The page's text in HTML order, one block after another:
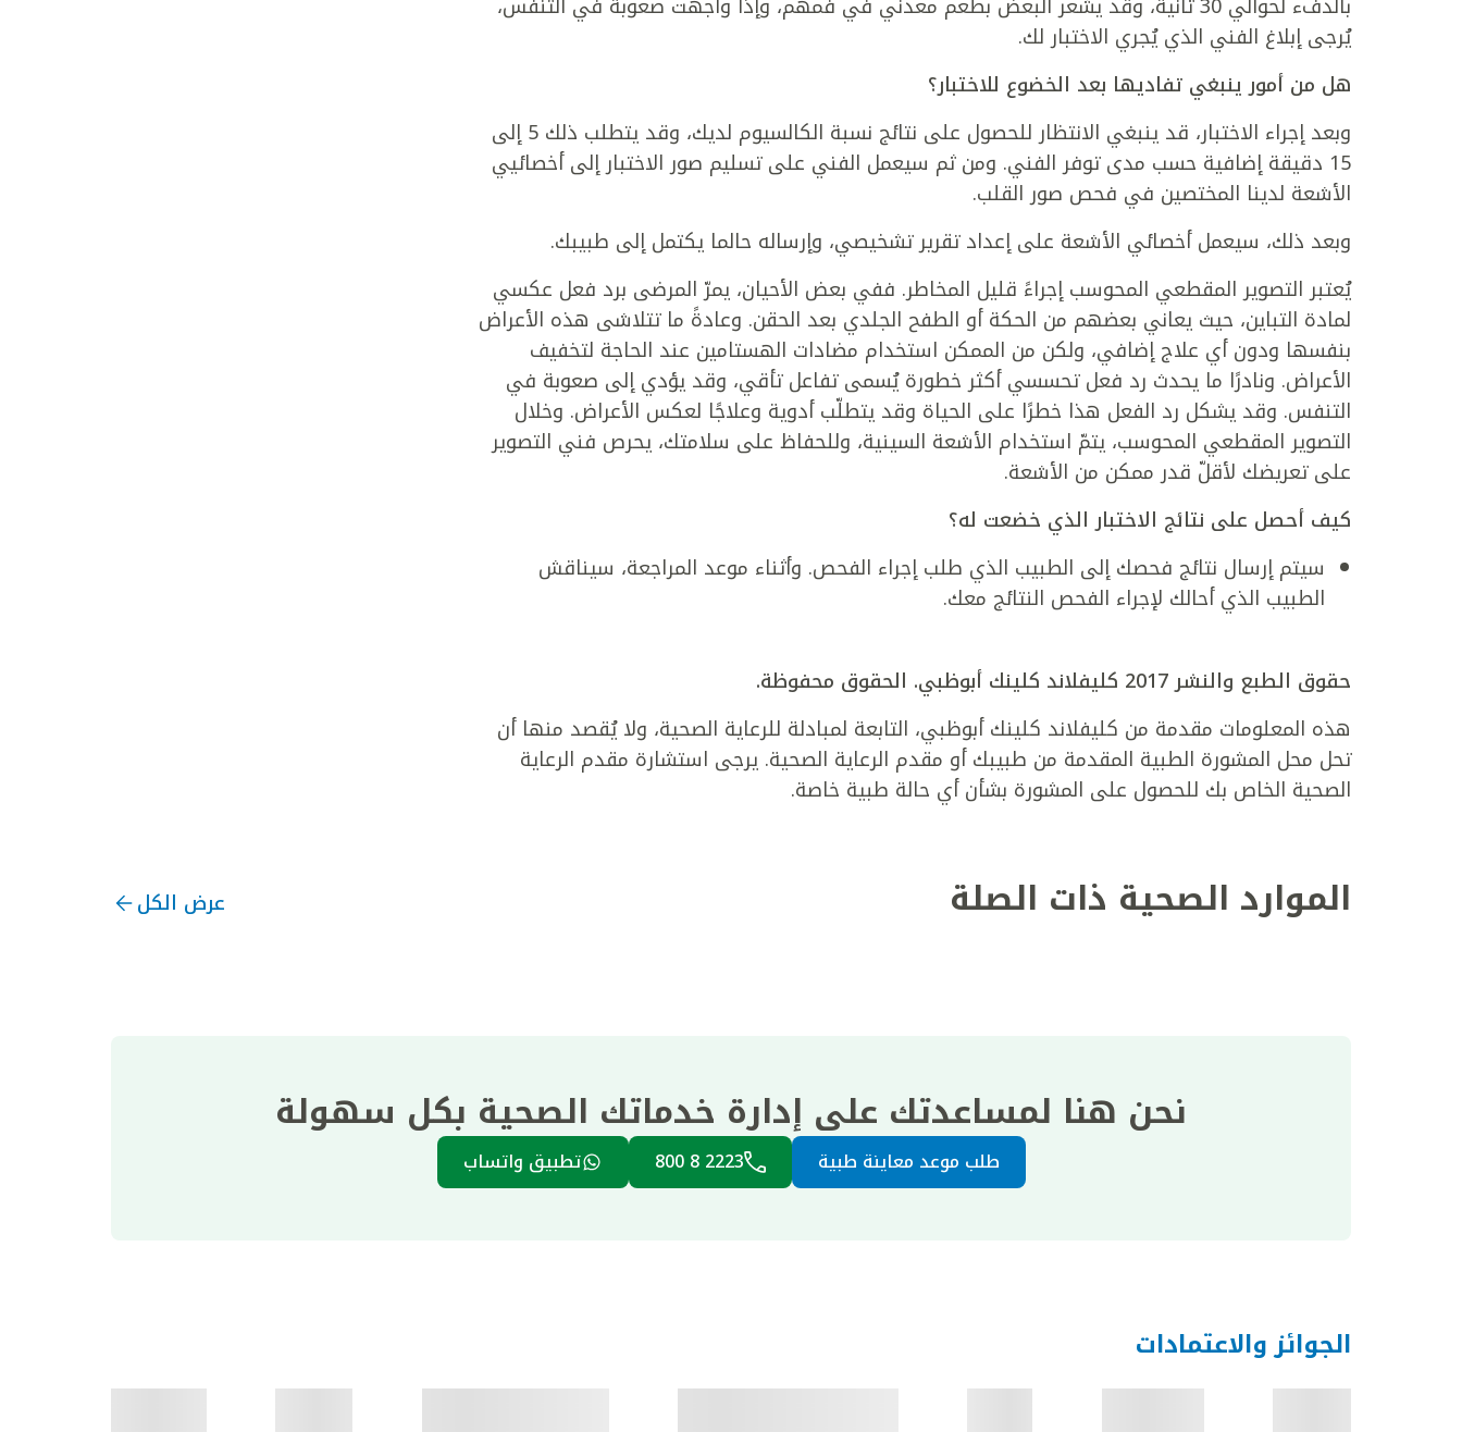
يُرجى إبلاغ الفني الذي يُجري الاختبار لك.
هل من أمور ينبغي تفاديها بعد الخضوع للاختبار؟
وبعد إجراء الاختبار، قد ينبغي الانتظار للحصول على نتائج نسبة الكالسيوم لديك، وقد يتطلب ذلك 5 إلى
15 دقيقة إضافية حسب مدى توفر الفني. ومن ثم سيعمل الفني على تسليم صور الاختبار إلى أخصائيي
الأشعة لدينا المختصين في فحص صور القلب.
وبعد ذلك، سيعمل أخصائي الأشعة على إعداد تقرير تشخيصي، وإرساله حالما يكتمل إلى طبيبك.
يُعتبر التصوير المقطعي المحوسب إجراءً قليل المخاطر. ففي بعض الأحيان، يمرّ المرضى برد فعل عكسي
لمادة التباين، حيث يعاني بعضهم من الحكة أو الطفح الجلدي بعد الحقن. وعادةً ما تتلاشى هذه الأعراض
بنفسها ودون أي علاج إضافي، ولكن من الممكن استخدام مضادات الهستامين عند الحاجة لتخفيف
الأعراض. ونادرًا ما يحدث رد فعل تحسسي أكثر خطورة يُسمى تفاعل تأقي، وقد يؤدي إلى صعوبة في
التنفس. وقد يشكل رد الفعل هذا خطرًا على الحياة وقد يتطلّب أدوية وعلاجًا لعكس الأعراض. وخلال
التصوير المقطعي المحوسب، يتمّ استخدام الأشعة السينية، وللحفاظ على سلامتك، يحرص فني التصوير
على تعريضك لأقلّ قدر ممكن من الأشعة.
كيف أحصل على نتائج الاختبار الذي خضعت له؟
سيتم إرسال نتائج فحصك إلى الطبيب الذي طلب إجراء الفحص. وأثناء موعد المراجعة، سيناقش
الطبيب الذي أحالك لإجراء الفحص النتائج معك.
حقوق الطبع والنشر 2017 كليفلاند كلينك أبوظبي. الحقوق محفوظة.
هذه المعلومات مقدمة من كليفلاند كلينك أبوظبي، التابعة لمبادلة للرعاية الصحية، ولا يُقصد منها أن
تحل محل المشورة الطبية المقدمة من طبيبك أو مقدم الرعاية الصحية. يرجى استشارة مقدم الرعاية
الصحية الخاص بك للحصول على المشورة بشأن أي حالة طبية خاصة.
الموارد الصحية ذات الصلة عرض الكل
نحن هنا لمساعدتك على إدارة خدماتك الصحية بكل سهولة
طلب موعد معاينة طبية 2223 8 800 تطبيق واتساب
الجوائز والاعتمادات